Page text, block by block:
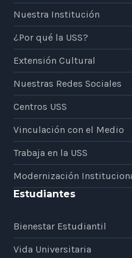
Nuestra Institución
¿Por qué la USS?
Extensión Cultural
Nuestras Redes Sociales
Centros USS
Vinculación con el Medio
Trabaja en la USS
Modernización
Estudiantes
Bienestar Estudiantil
Vida Universitaria